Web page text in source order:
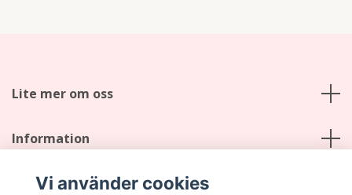
Lite mer om oss
Information
Sociala medier
Vi använder cookies